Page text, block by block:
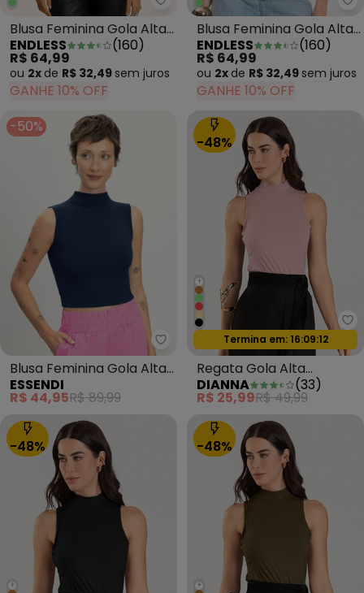
Endless - Blusa Feminina Gola
Blusa Feminina Gola Alta
Bege
ENDLESS (160)
R$ 64,99
ou 2x de R$ 32,49 sem juros
GANHE 10% OFF
Blusa Feminina Gola Alta
Vermelho
ENDLESS (160)
R$ 64,99
ou 2x de R$ 32,49 sem juros
GANHE 10% OFF
-50%
Essendi - Blusa Feminina Gola
Blusa Feminina Gola Alta
Azul
ESSENDI
R$ 44,95R$ 89,99
-48%
+
Oferta relâmpago
Termina em: 16:09:09
Regata Gola Alta
Feminina Rosa
DIANNA (33)
R$ 25,99R$ 49,99
-48%
+
-48%
+